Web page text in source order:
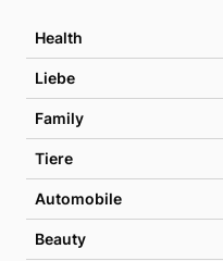
Health
Liebe
Family
Tiere
Automobile
Beauty